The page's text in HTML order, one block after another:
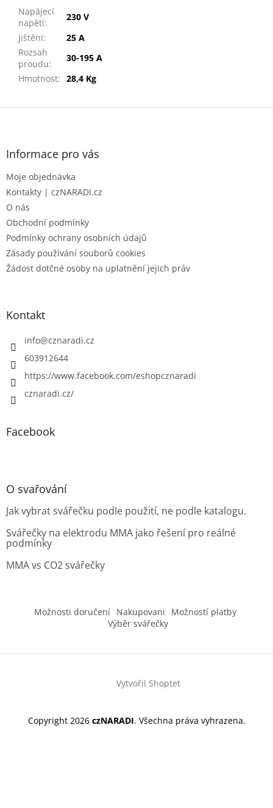
Napájecí
napětí:
230 V
Jištění:
25 A
Rozsah
proudu:
30-195 A
Hmotnost: 28,4 Kg
Z
Informace pro vás
Moje objednávka
Kontakty | czNARADI.cz
O nás
Obchodní podmínky
Podmínky ochrany osobních údajů
Zásady používání souborů cookies
Žádost dotčné osoby na uplatnění jejich práv
Kontakt
info@cznaradi.cz
603912644
https://www.facebook.com/eshopcznaradi
cznaradi.cz/
Facebook
O svařování
Jak vybrat svářečku podle použití, ne podle katalogu.
Svářečky na elektrodu MMA jako řešení pro reálné
podmínky
MMA vs CO2 svářečky
Možnosti doručení Nakupovani
Možností platby
Výběr svářečky
Vytvořil Shoptet
Copyright 2026 czNARADI. Všechna práva vyhrazena.